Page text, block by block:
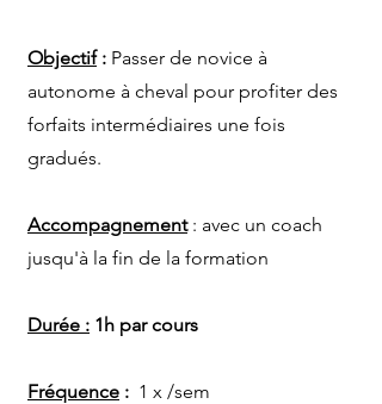
Objectif: Passer de novice à
autonome à cheval pour profiter des
forfaits intermédiaires une fois
gradués.
Accompagnement: avec un coach
jusqu'à la fin de la formation
Durée : 1h par cours
Fréquence : 1 x /sem